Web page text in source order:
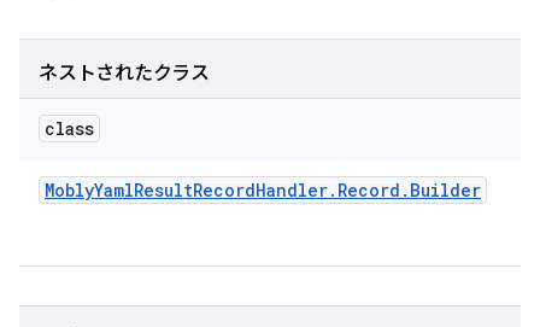
ネストされたクラス
class
MoblyYamlResultRecordHandler. Record . Builder